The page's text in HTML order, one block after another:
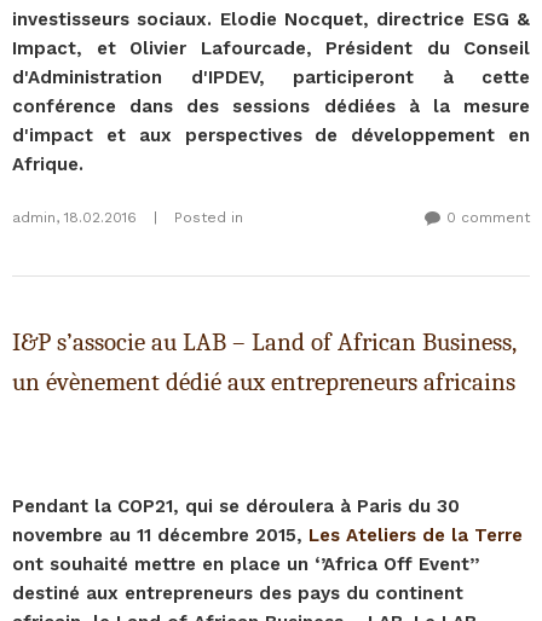
investisseurs sociaux. Elodie Nocquet, directrice ESG &
Impact, et Olivier Lafourcade, Président du Conseil
d'Administration d'IPDEV, participeront à cette
conférence dans des sessions dédiées à la mesure
d'impact et aux perspectives de développement en
Afrique.
admin, 18.02.2016 Posted in 0 comment
I&P s’associe au LAB – Land of African Business,
un évènement dédié aux entrepreneurs africains
Pendant la COP21, qui se déroulera à Paris du 30
novembre au 11 décembre 2015, Les Ateliers de la Terre
ont souhaité mettre en place un ‘’Africa Off Event’’
destiné aux entrepreneurs des pays du continent